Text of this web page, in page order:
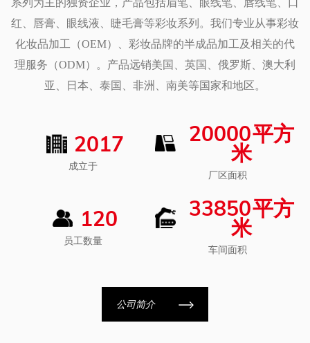
为了满足那些追求眼部妆容效果同时关注皮肤健康的消费
者，这款眼线笔特别强调了对皮肤的温和性。它不仅能够提
升眼部妆容，还能确保使用过程中不会引起刺激或不适，是
追求美丽与舒适并重的理想选择。
5.适合初学者和化妆爱好者
者的不错选择。其人性化的设计确保大多数人，从化妆新手
到专业人士，都可以轻松实现所需的妆容。
送礼佳品：拥有 12 种不同色调和用户友好的设计，是送给
适合所有场合：无论是办公室休闲的一天、迷人的夜晚还是
节日派对，这款眼线笔都适合大多数场合。
系列为主的独资企业，产品包括眉笔、眼线笔、唇线笔、口
红、唇膏、眼线液、睫毛膏等彩妆系列。我们专业从事彩妆
化妆品加工（OEM）、彩妆品牌的半成品加工及相关的代
理服务（ODM）。产品远销美国、英国、俄罗斯、澳大利
亚、日本、泰国、非洲、南美等国家和地区。
2017
成立于
20000平方
米
厂区面积
120
员工数量
33850平方
米
车间面积
公司简介